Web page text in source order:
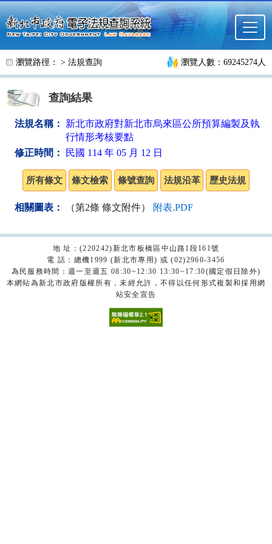
跳至主要內容
瀏覽路徑： > 法規查詢 瀏覽人數：69245274人
查詢結果
法規名稱：
新北市政府對新北市烏來區公所預算編製及執
行情形考核要點
修正時間：
民國 114 年 05 月 12 日
相關圖表： （第2條 條文附件） 附表.PDF
地 址：(220242)新北市板橋區中山路1段161號
電 話：總機1999 (新北市專用) 或 (02)2960-3456
為民服務時間：週一至週五 08:30~12:30 13:30~17:30(國定假日除外)
本網站為新北市政府版權所有，未經允許，不得以任何形式複製和採用網
站安全宣告